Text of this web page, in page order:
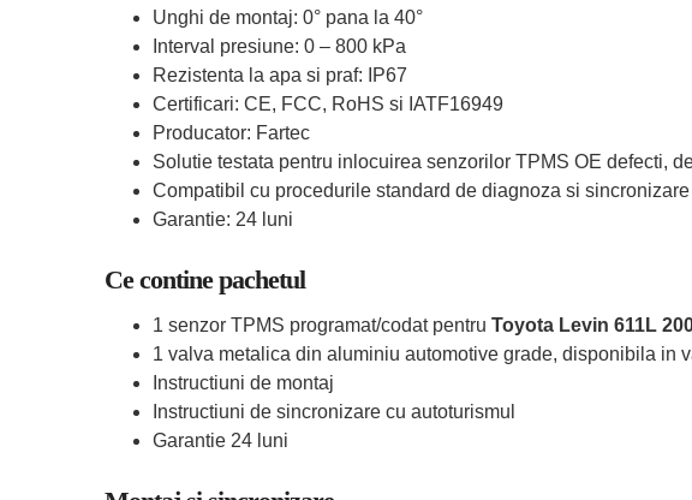
Unghi de montaj: 0° pana la 40°
Interval presiune: 0 – 800 kPa
Rezistenta la apa si praf: IP67
Certificari: CE, FCC, RoHS si IATF16949
Producator: Fartec
Solutie testata pentru inlocuirea senzorilor TPMS OE defecti,
Compatibil cu procedurile standard de diagnoza si
Garantie: 24 luni
Ce contine pachetul
1 senzor TPMS programat/codat pentru Toyota Levin 611L
1 valva metalica din aluminiu automotive grade, disponibila in
Instructiuni de montaj
Instructiuni de sincronizare cu autoturismul
Garantie 24 luni